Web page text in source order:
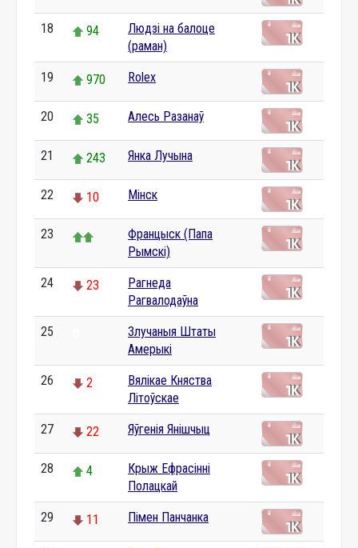
18 94
Людзі на балоце
(раман)
19 970 Rolex
20 35 Алесь Разанаў
21 243 Янка Лучына
22 10 Мінск
23
Францыск (Папа
Рымскі)
24 23
Рагнеда
Рагвалодаўна
25
Злучаныя Штаты
Амерыкі
26 2
Вялікае Княства
Літоўскае
27 22 Яўгенія Янішчыц
28 4
Крыж Ефрасінні
Полацкай
29 11 Пімен Панчанка